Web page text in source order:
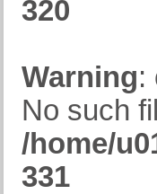
320
Warning:
No such
/home/
331